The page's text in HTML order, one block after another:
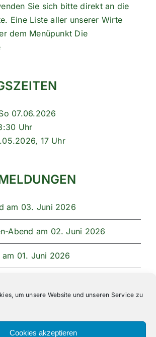
um unsere Website und unseren Service zu
Cookies akzeptieren
Sie sich bitte direkt an die
Eine Liste aller unserer Wirte
dem Menüpunkt Die
07.06.2026
Uhr
17 Uhr
am 03. Juni 2026
Abend am 02. Juni 2026
01. Juni 2026